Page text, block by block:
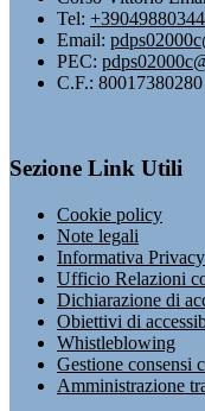
Tel:
Email:
PEC:
C.F.: 80017380280
Sezione Link Utili
Cookie policy
Note legali
Informativa Privacy
Ufficio Relazioni
Dichiarazione di
Obiettivi di
Whistleblowing
Gestione consensi
Amministrazione